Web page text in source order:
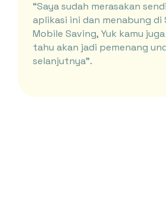
“Saya sudah merasakan
aplikasi ini dan menabung di
Mobile Saving, Yuk kamu
tahu akan jadi pemenang
selanjutnya”.